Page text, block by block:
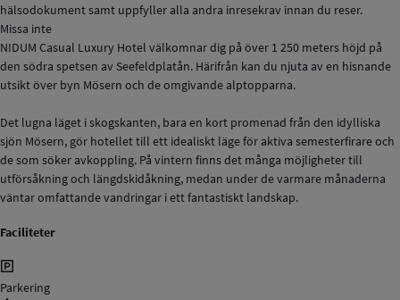
hälsodokument samt uppfyller alla andra inresekrav innan du reser.
Missa inte
NIDUM Casual Luxury Hotel välkomnar dig på över 1 250 meters höjd på
den södra spetsen av Seefeldplatån. Härifrån kan du njuta av en hisnande
utsikt över byn Mösern och de omgivande alptopparna.
Det lugna läget i skogskanten, bara en kort promenad från den idylliska
sjön Mösern, gör hotellet till ett idealiskt läge för aktiva semesterfirare och
de som söker avkoppling. På vintern finns det många möjligheter till
utförsåkning och längdskidåkning, medan under de varmare månaderna
väntar omfattande vandringar i ett fantastiskt landskap.
Faciliteter
Parkering